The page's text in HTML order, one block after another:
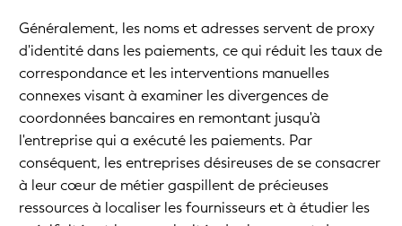
Généralement, les noms et adresses servent de proxy
d'identité dans les paiements, ce qui réduit les taux de
correspondance et les interventions manuelles
connexes visant à examiner les divergences de
coordonnées bancaires en remontant jusqu'à
l'entreprise qui a exécuté les paiements. Par
conséquent, les entreprises désireuses de se consacrer
à leur cœur de métier gaspillent de précieuses
ressources à localiser les fournisseurs et à étudier les